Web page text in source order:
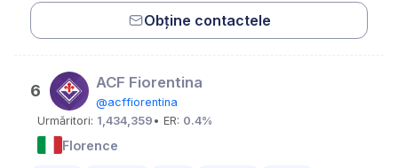
Obține contactele
6 ACF Fiorentina
@acffiorentina
Urmăritori: 1,434,359 • ER: 0.4%
Florence